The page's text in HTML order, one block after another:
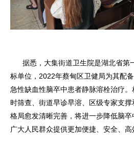
据悉，大集街道卫生院是湖北省第
标单位，2022年蔡甸区卫健局为其配
急性缺血性脑卒中患者静脉溶栓治疗
时筛查、街道早诊早溶、区级专家支
格局愈发清晰完善，将进一步降低脑
广大人民群众提供更加便捷、安全、高